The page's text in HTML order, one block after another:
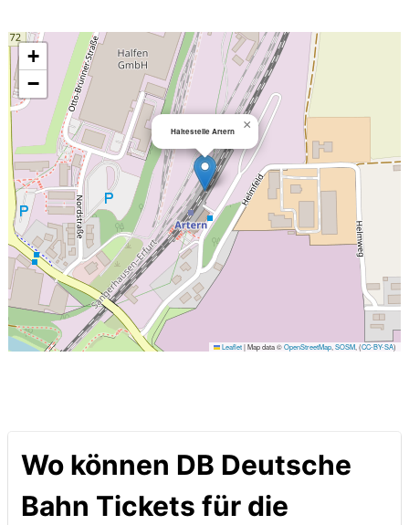
Haltestelle Artern ×
+
−
Leaflet|Map data ©OpenStreetMap ,SOSM , (CC-BY-SA)
Wo können DB Deutsche
Bahn Tickets für die